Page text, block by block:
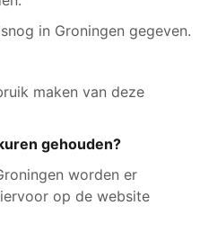
in Groningen gegeven.
maken van deze
gehouden?
worden er
op de website